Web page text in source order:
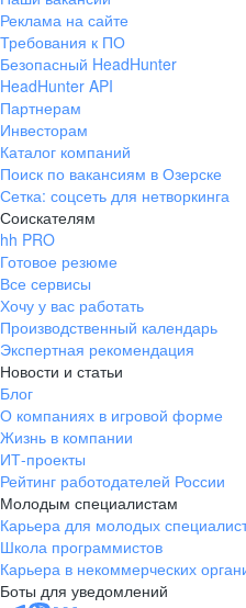
Реклама на сайте
Требования к ПО
Безопасный HeadHunter
HeadHunter API
Партнерам
Инвесторам
Каталог компаний
Поиск по вакансиям в Озерске
Сетка: соцсеть для нетворкинга
Соискателям
hh PRO
Готовое резюме
Все сервисы
Хочу у вас работать
Производственный календарь
Экспертная рекомендация
Новости и статьи
Блог
О компаниях в игровой форме
Жизнь в компании
ИТ-проекты
Рейтинг работодателей России
Молодым специалистам
Карьера для молодых
Школа программистов
Карьера в некоммерческих
Боты для уведомлений